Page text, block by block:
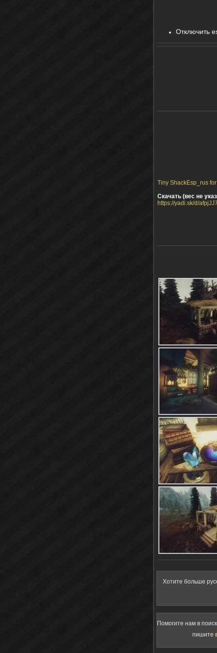
Отключить
Tiny ShackEsp_rus
Скачать (вес не
https://yadi.sk/d/
Хотите больше
Помогите нам в
пишите